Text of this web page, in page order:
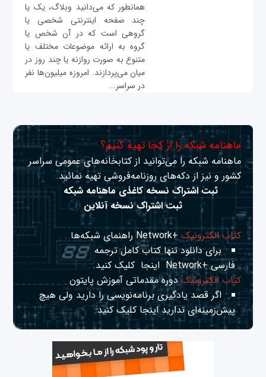
همانطور که می‌دانید وبلاگ، یک یا
چند صفحه اینترنتی شخصی یا
گروهی است که در آن شخص یا
گروه به ارائه موضوعات مختلف یا
متنوع به صورت روازنه یا چند روز در
میان می‌پردازند. امروزه میلیون‌ها نفر
در سراسر...
ماهنامه شبکه را از کجا تهیه کنیم؟
ماهنامه شبکه را می‌توانید از کتابخانه‌های عمومی سراسر
کشور و نیز از دکه‌های روزنامه‌فروشی تهیه نمائید.
ثبت اشتراک نسخه کاغذی ماهنامه شبکه
ثبت اشتراک نسخه آنلاین
کتاب الکترونیک+Network راهنمای شبکه‌ها
برای دانلود تنها کتاب کامل ترجمه
فارسی +Network
اینجا کلیک کنید.
کتاب الکترونیکدوره مقدماتی آموزش پایتون
اگر قصد یادگیری برنامه‌نویسی را دارید ولی هیچ
پیش‌زمینه‌ای نداریداینجا کلیک کنید.